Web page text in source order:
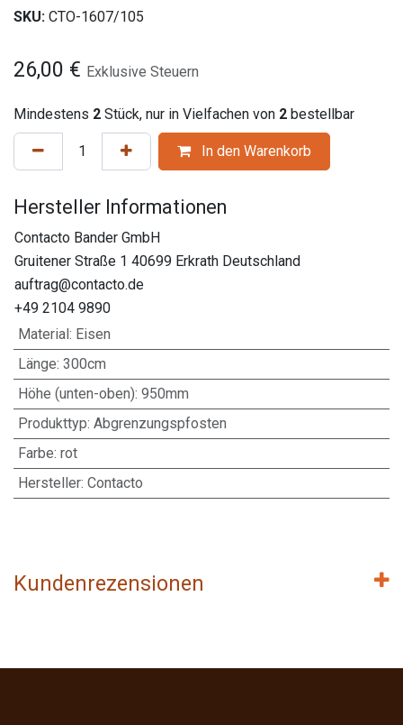
SKU: CTO-1607/105
26,00 € Exklusive Steuern
Mindestens 2 Stück, nur in Vielfachen von 2 bestellbar
In den Warenkorb
Hersteller Informationen
Contacto Bander GmbH
Gruitener Straße 1 40699 Erkrath Deutschland
auftrag@contacto.de
+49 2104 9890
Material : Eisen
Länge: 300cm
Höhe (unten-oben): 950mm
Produkttyp: Abgrenzungspfosten
Farbe: rot
Hersteller: Contacto
Kundenrezensionen